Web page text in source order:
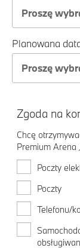
Proszę
Planowana
Proszę
Zgoda na
Chcę
Premium Arena
Poczty
Poczty
Telefonu/